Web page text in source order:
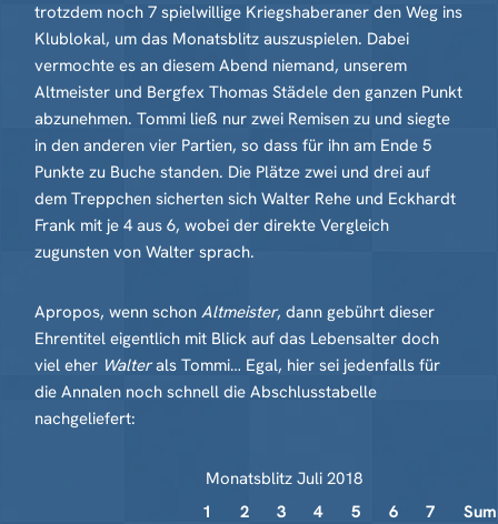
trotzdem noch 7 spielwillige Kriegshaberaner den Weg ins
Klublokal, um das Monatsblitz auszuspielen. Dabei
vermochte es an diesem Abend niemand, unserem
Altmeister und Bergfex Thomas Städele den ganzen Punkt
abzunehmen. Tommi ließ nur zwei Remisen zu und siegte
in den anderen vier Partien, so dass für ihn am Ende 5
Punkte zu Buche standen. Die Plätze zwei und drei auf
dem Treppchen sicherten sich Walter Rehe und Eckhardt
Frank mit je 4 aus 6, wobei der direkte Vergleich
zugunsten von Walter sprach.
Apropos, wenn schon Altmeister, dann gebührt dieser
Ehrentitel eigentlich mit Blick auf das Lebensalter doch
viel eher Walterals Tommi… Egal, hier sei jedenfalls für
die Annalen noch schnell die Abschlusstabelle
nachgeliefert:
Monatsblitz Juli 2018
1
2 3 4 5 6 7